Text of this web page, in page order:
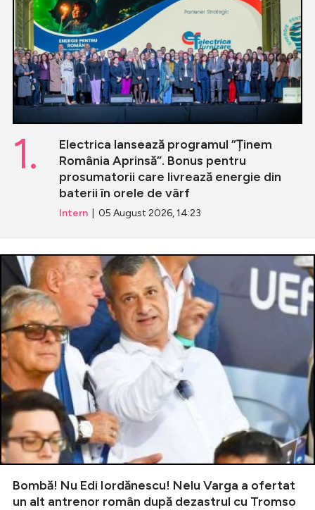
Electrica lansează programul ”Ținem
România Aprinsă”. Bonus pentru
prosumatorii care livrează energie din
baterii în orele de vârf
Intern | 05 August 2026, 14:23
1.
Bombă! Nu Edi Iordănescu! Nelu Varga a ofertat
un alt antrenor român după dezastrul cu Tromso